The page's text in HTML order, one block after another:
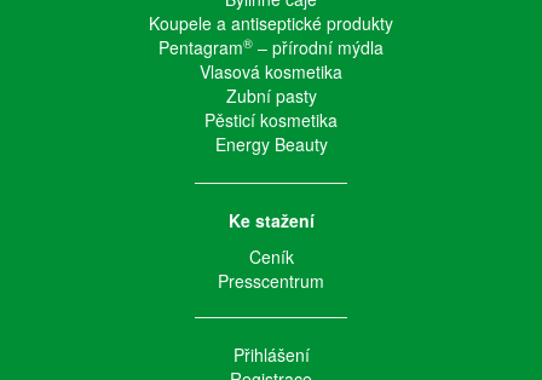
Koupele a antiseptické produkty
Pentagram® – přírodní mýdla
Vlasová kosmetika
Zubní pasty
Pěsticí kosmetika
Energy Beauty
Ke stažení
Ceník
Presscentrum
Přihlášení